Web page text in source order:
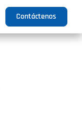
Contáctenos